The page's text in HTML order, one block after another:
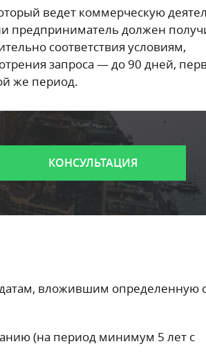
ведет коммерческую
предприниматель должен
соответствия условиям,
запроса — до 90 дней,
же период.
КОНСУЛЬТАЦИЯ
вложившим определенную
(на период минимум 5 лет с